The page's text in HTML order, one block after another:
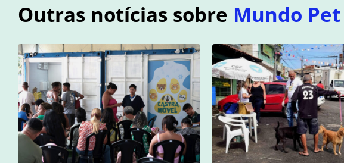
Outras notícias sobre Mundo Pet